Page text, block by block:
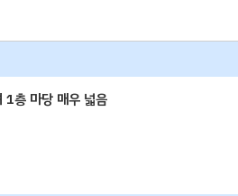
1층 마당 매우 넓음